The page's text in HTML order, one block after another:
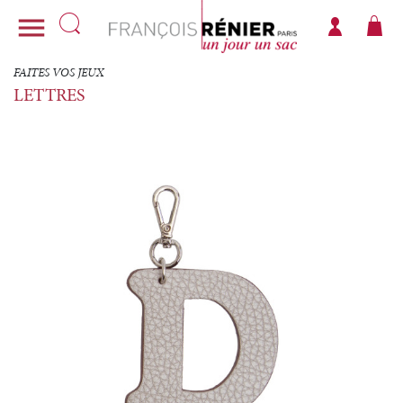

FAITES VOS JEUX
LETTRES